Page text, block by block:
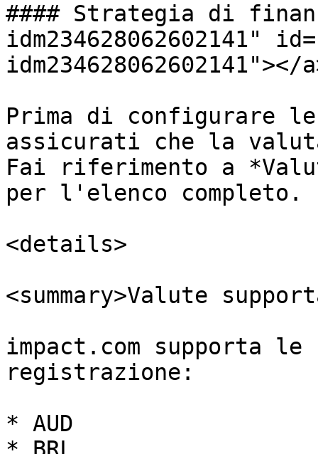
#### Strategia di
idm234628062602141"
idm234628062602141"></
Prima di configurare
assicurati che la
Fai riferimento a
per l'elenco completo.
<details>
<summary>Valute
impact.com supporta
registrazione:
* AUD